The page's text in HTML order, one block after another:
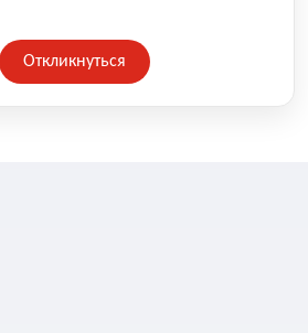
транспорта,
оплаты проезда. Участвуем
реформ, работаем в том
Откликнуться